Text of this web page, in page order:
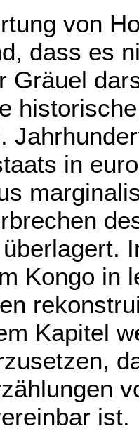
von
dass es
Gräuel
in
Kongo in
Kapitel
ist.